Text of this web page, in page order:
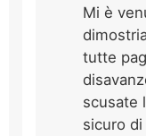
Mi è
tutte
scusate
sicuro